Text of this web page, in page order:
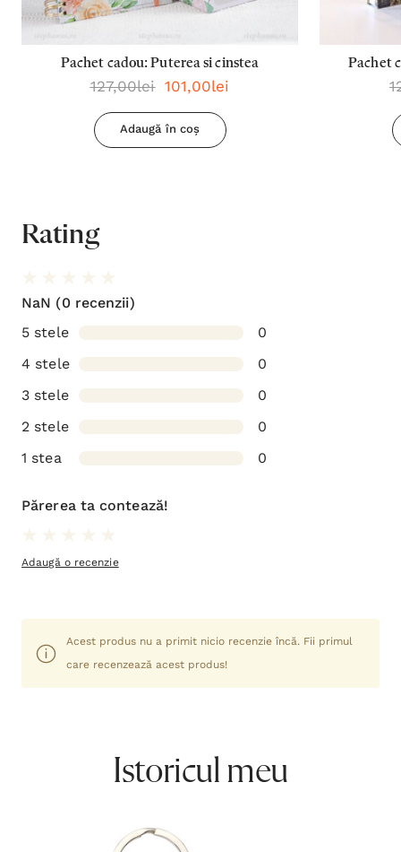
Pachet cadou: Puterea si cinstea
127,00lei 101,00lei
Adaugă în coș
Pachet
Rating
NaN (0 recenzii)
5 stele
0
4 stele
0
3 stele
0
2 stele
0
1 stea
0
Părerea ta contează!
Adaugă o recenzie
Acest produs nu a primit nicio recenzie încă. Fii primul
care recenzează acest produs!
Istoricul meu